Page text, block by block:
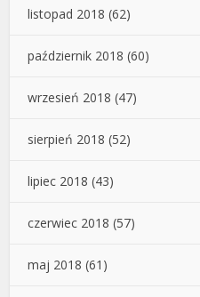
listopad 2018 (62)
październik 2018 (60)
wrzesień 2018 (47)
sierpień 2018 (52)
lipiec 2018 (43)
czerwiec 2018 (57)
maj 2018 (61)